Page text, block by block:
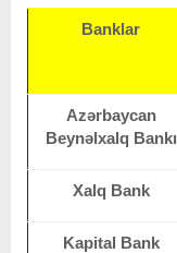
Banklar
Azərbaycan
Beynəlxalq Bankı
Xalq Bank
Kapital Bank